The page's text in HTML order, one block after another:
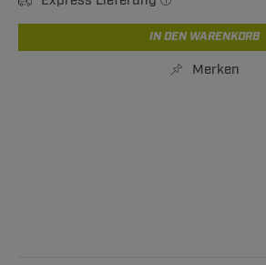
IN DEN WARENKORB
Merken